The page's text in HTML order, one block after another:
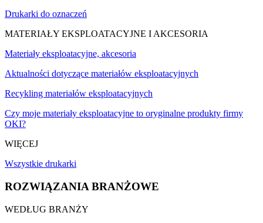
Drukarki do oznaczeń
MATERIAŁY EKSPLOATACYJNE I AKCESORIA
Materiały eksploatacyjne, akcesoria
Aktualności dotyczące materiałów eksploatacyjnych
Recykling materiałów eksploatacyjnych
Czy moje materiały eksploatacyjne to oryginalne produkty firmy
OKI?
WIĘCEJ
Wszystkie drukarki
ROZWIĄZANIA BRANŻOWE
WEDŁUG BRANŻY